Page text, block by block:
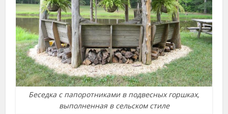
Беседка с папоротниками в подвесных горшках,
выполненная в сельском стиле